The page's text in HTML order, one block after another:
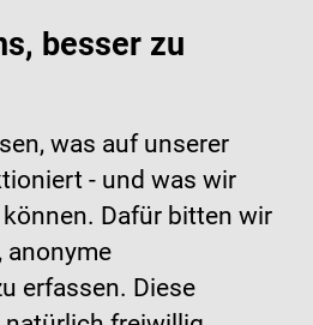
besser zu
was auf unserer
- und was wir
Dafür bitten wir
anonyme
erfassen. Diese
zu